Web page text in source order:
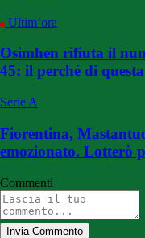
Ultim’ora
Osimhen rifiuta il
45: il perché di
Serie A
Fiorentina,
emozionato. Lotterò
Commenti
Invia Commento